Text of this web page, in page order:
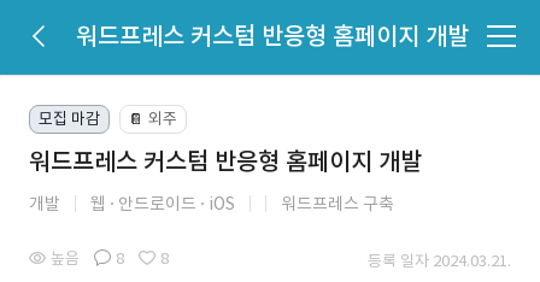
워드프레스 커스텀 반응형 홈페이지 개발
모집 마감 📔 외주
워드프레스 커스텀 반응형 홈페이지 개발
개발 웹 안드로이드 iOS 워드프레스 구축
높음 8 8 등록 일자 2024.03.21.